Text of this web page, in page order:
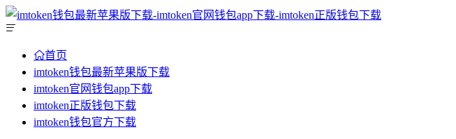
首页
imtoken钱包最新苹果版下载
imtoken官网钱包app下载
imtoken正版钱包下载
imtoken钱包官方下载